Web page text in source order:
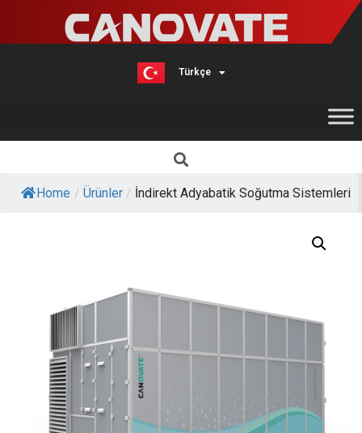
Türkçe
English
Home / Ürünler / İndirekt Adyabatik Soğutma Sistemleri